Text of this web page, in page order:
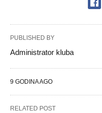
PUBLISHED BY
Administrator kluba
9 GODINA AGO
RELATED POST